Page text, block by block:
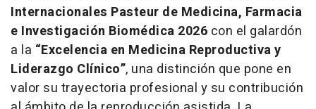
Internacionales Pasteur de Medicina, Farmacia
e Investigación Biomédica 2026 con el galardón
a la “Excelencia en Medicina Reproductiva y
Liderazgo Clínico”, una distinción que pone en
valor su trayectoria profesional y su contribución